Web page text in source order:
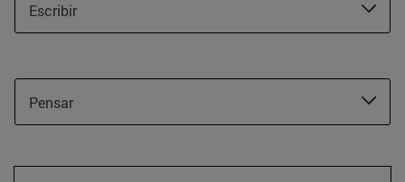
Escribir
Pensar